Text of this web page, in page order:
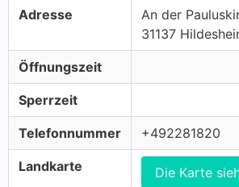
Adresse
An der
31137
Öffnungszeit
Sperrzeit
Telefonnummer +492281820
Landkarte Die Karte